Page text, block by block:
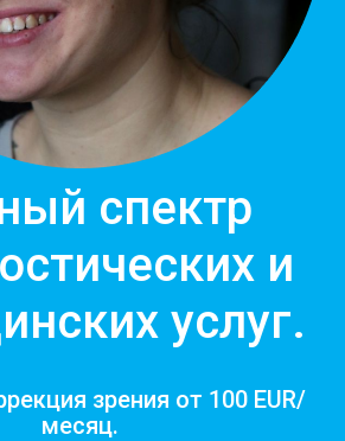
спектр
и
услуг.
зрения от 100 EUR/
месяц.